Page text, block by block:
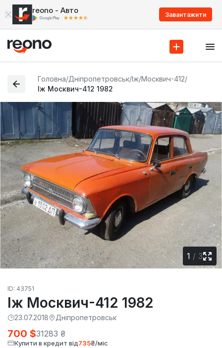
reono - Авто Завантажити
Головна/Дніпропетровськ/Іж/Москвич-412/
Іж Москвич-412 1982
1 / 3
ID: 43751
Іж Москвич-412 1982
23.07.2018 Дніпропетровськ
700 $31283 ₴
Купити в кредит від735₴/міс